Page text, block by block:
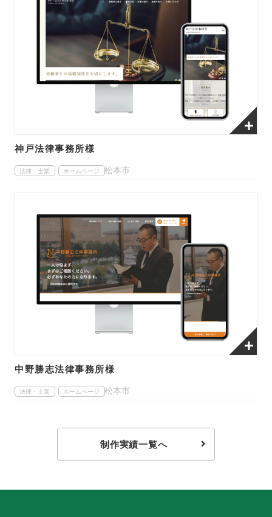
神戸法律事務所様
法律・士業 ホームページ 松本市
中野勝志法律事務所様
法律・士業 ホームページ 松本市
制作実績一覧へ